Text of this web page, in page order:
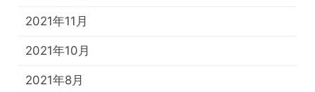
2021年11月
2021年10月
2021年8月